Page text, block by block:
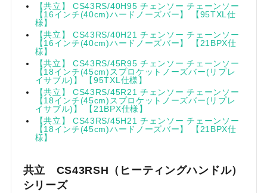
【共立】 CS43RS/40H95 チェンソー チェーンソー
【16インチ(40cm)ハードノーズバー】 【95TXL仕
様】
【共立】 CS43RS/40H21 チェンソー チェーンソー
【16インチ(40cm)ハードノーズバー】 【21BPX仕
様】
【共立】 CS43RS/45R95 チェンソー チェーンソー
【18インチ(45cm)スプロケットノーズバー(リプレ
イサブル)】 【95TXL仕様】
【共立】 CS43RS/45R21 チェンソー チェーンソー
【18インチ(45cm)スプロケットノーズバー(リプレ
イサブル)】 【21BPX仕様】
【共立】 CS43RS/45H21 チェンソー チェーンソー
【18インチ(45cm)ハードノーズバー】 【21BPX仕
様】
共立 CS43RSH（ヒーティングハンドル）
シリーズ